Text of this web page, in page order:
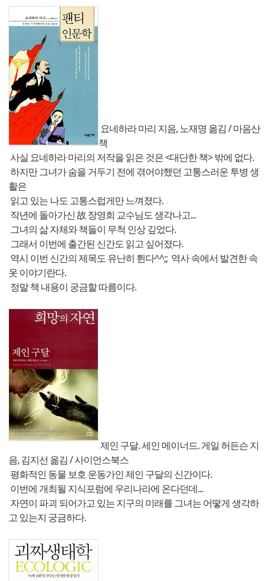
요네하라 마리 지음, 노재명 옮김 / 마음산
책
사실 요네하라 마리의 저작을 읽은 것은 <대단한 책> 밖에 없다.
하지만 그녀가 숨을 거두기 전에 겪어야했던 고통스러운 투병 생
활은
읽고 있는 나도 고통스럽게만 느껴졌다.
작년에 돌아가신 故 장영희 교수님도 생각나고...
그녀의 삶 자체와 책들이 무척 인상 깊었다.
그래서 이번에 출간된 신간도 읽고 싶어졌다.
역시 이번 신간의 제목도 유난히 튄다^^;; 역사 속에서 발견한 속
옷 이야기란다.
정말 책 내용이 궁금할 따름이다.
제인 구달. 세인 메이너드. 게일 허든슨 지
음, 김지선 옮김 / 사이언스북스
평화적인 동물 보호 운동가인 제인 구달의 신간이다.
이번에 개최될 지식포럼에 우리나라에 온다던데...
자연이 파괴 되어가고 있는 지구의 미래를 그녀는 어떻게 생각하
고 있는지 궁금하다.